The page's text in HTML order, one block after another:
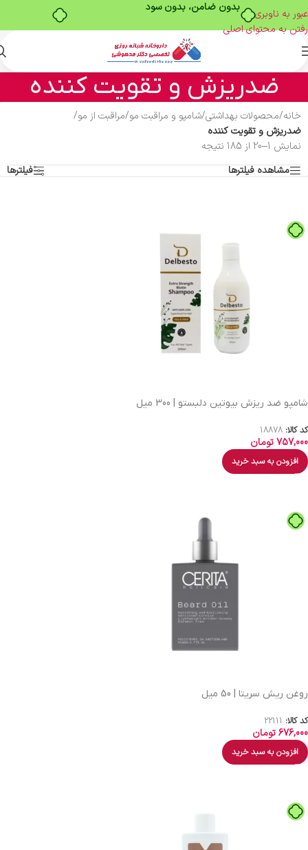
خرید قسطی با ترب‌پی
عبور به ناوبری
رفتن به محتوای اصلی
ضدریزش و تقویت کننده
خانه/محصولات بهداشتی/شامپو و مراقبت مو/مراقبت از مو/
ضدریزش و تقویت کننده
نمایش 1–20 از 185 نتیجه
مشاهده فیلترها
فیلترها
شامپو ضد ریزش بیوتین دلبستو | 300 میل
کد کالا: 18878
757,000تومان
افزودن به سبد خرید
روغن ریش سریتا | 50 میل
کد کالا: 22111
676,000تومان
افزودن به سبد خرید